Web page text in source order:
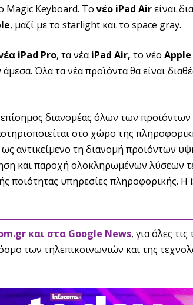
Magic Keyboard. Τονέο iPad Airείναι
, μαζί με το starlight και το space gray.
iPad Pro, τα νέαiPad Air, το νέo Apple
άμεσα. Όλα τα νέα προϊόντα θα είναι
επίσημος διανομέας όλων των
στο χώρο της
αντικείμενο τη διανομή προϊόντων
και παροχή ολοκληρωμένων λύσεων
ποιότητας υπηρεσίες πληροφορικής. Η
και στα Google News, για όλες τις
των τηλεπικοινωνιών και της